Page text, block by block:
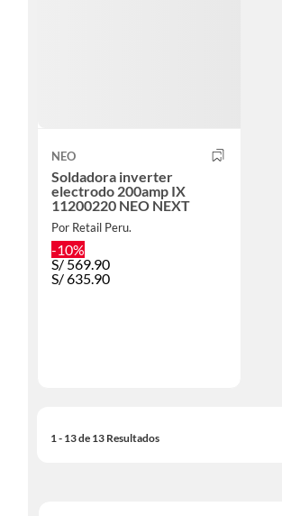
NEO
Soldadora inverter
electrodo 200amp IX
11200220 NEO NEXT
Por Retail Peru.
-10%
S/569.90
S/635.90
1 - 13 de 13 Resultados